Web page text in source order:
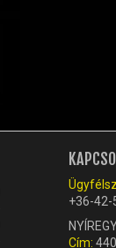
+36-42-
Cím: